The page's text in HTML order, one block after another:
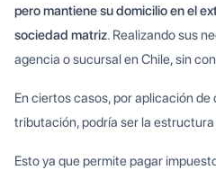
pero mantiene su domicilio en el
sociedad matriz. Realizando sus
agencia o sucursal en Chile, sin
En ciertos casos, por aplicación
tributación, podría ser la
Esto ya que permite pagar